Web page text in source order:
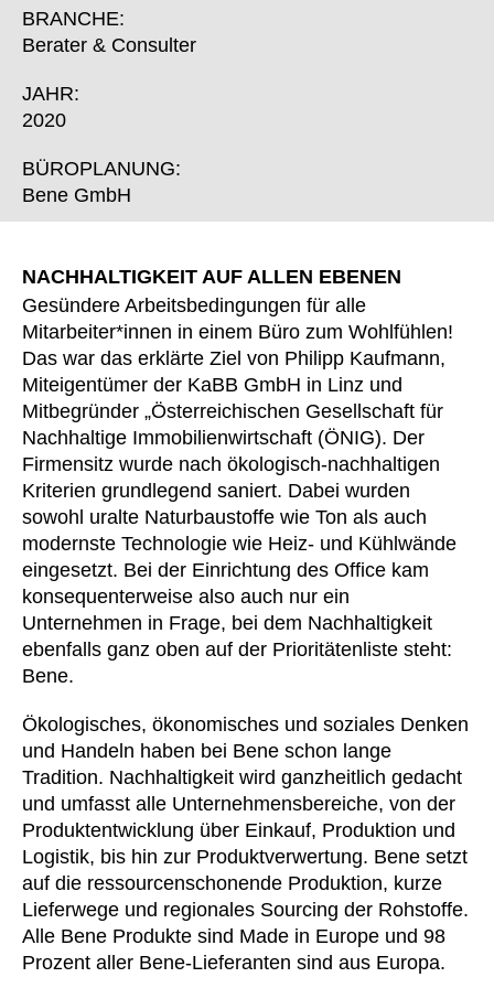
Finnland
Frankreich(FR)
Griechenland
Guinea(GN)
Hongkong
Iran (IR)
Irland(IE)
Israel (IL)
Italien(IT)
Japan
Jordanien (JO)
Kanada(CA)
Kasachstan(KZ)
Kenia(KE)
Kroatien
Kuwait(KW)
Lettland(LV)
Liechtenstein
Litauen
Luxemburg(LU)
Malaysia(MY)
Marokko(MA)
Mauretanien(MR)
Neuseeland
Niederlande (NL)
Nigeria (NG)
Nordirland (UK)(GB)
BRANCHE:
Berater & Consulter
JAHR:
2020
BÜROPLANUNG:
Bene GmbH
NACHHALTIGKEIT AUF ALLEN EBENEN
Gesündere Arbeitsbedingungen für alle
Mitarbeiter*innen in einem Büro zum Wohlfühlen!
Das war das erklärte Ziel von Philipp Kaufmann,
Miteigentümer der KaBB GmbH in Linz und
Mitbegründer „Österreichischen Gesellschaft für
Nachhaltige Immobilienwirtschaft (ÖNIG). Der
Firmensitz wurde nach ökologisch-nachhaltigen
Kriterien grundlegend saniert. Dabei wurden
sowohl uralte Naturbaustoffe wie Ton als auch
modernste Technologie wie Heiz- und Kühlwände
eingesetzt. Bei der Einrichtung des Office kam
konsequenterweise also auch nur ein
Unternehmen in Frage, bei dem Nachhaltigkeit
ebenfalls ganz oben auf der Prioritätenliste steht:
Bene.
Ökologisches, ökonomisches und soziales Denken
und Handeln haben bei Bene schon lange
Tradition. Nachhaltigkeit wird ganzheitlich gedacht
und umfasst alle Unternehmensbereiche, von der
Produktentwicklung über Einkauf, Produktion und
Logistik, bis hin zur Produktverwertung. Bene setzt
auf die ressourcenschonende Produktion, kurze
Lieferwege und regionales Sourcing der Rohstoffe.
Alle Bene Produkte sind Made in Europe und 98
Prozent aller Bene-Lieferanten sind aus Europa.